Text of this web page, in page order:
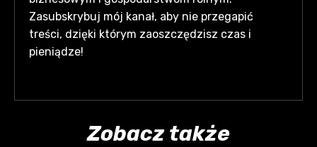
Zasubskrybuj mój kanał, aby nie przegapić
treści, dzięki którym zaoszczędzisz czas i
pieniądze!
Zobacz także